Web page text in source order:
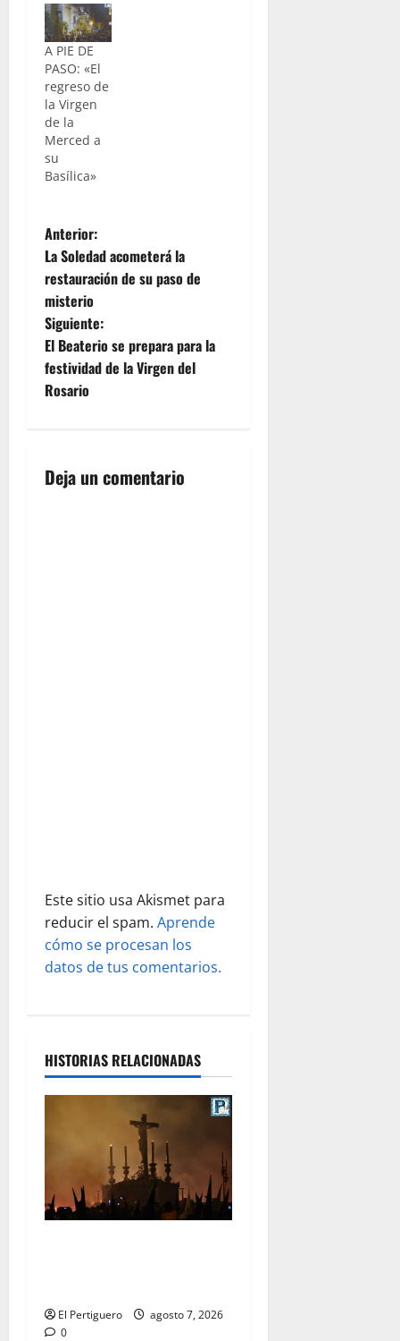
A PIE DE
PASO: «El
regreso de
la Virgen
de la
Merced a
su
Basílica»
N
a
v
e
g
c
a
s
Anterior:
La Soledad acometerá la
restauración de su paso de
misterio
Siguiente:
El Beaterio se prepara para la
festividad de la Virgen del
Rosario
Deja un comentario
Este sitio usa Akismet para
reducir el spam. Aprende
cómo se procesan los
datos de tus comentarios.
HISTORIAS RELACIONADAS
El Pertiguero
agosto 7, 2026
0